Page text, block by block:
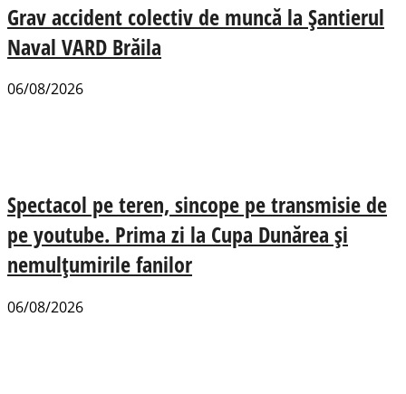
Grav accident colectiv de muncă la Șantierul
Naval VARD Brăila
06/08/2026
Spectacol pe teren, sincope pe transmisie de
pe youtube. Prima zi la Cupa Dunărea și
nemulțumirile fanilor
06/08/2026